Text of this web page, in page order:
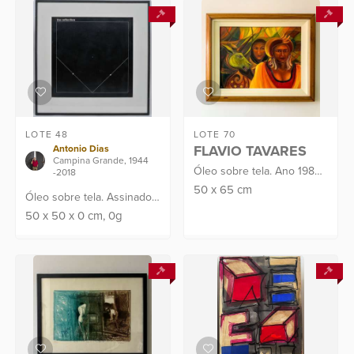
LOTE 48
Antonio Dias
Campina Grande, 1944
-2018
Óleo sobre tela. Assinado
no verso. Obra apresenta
50x 50x 0cm, 0g
LOTE 70
FLAVIO TAVARES
Óleo sobre tela. Ano 1984.
Assinado C.I.E
50 x65 cm